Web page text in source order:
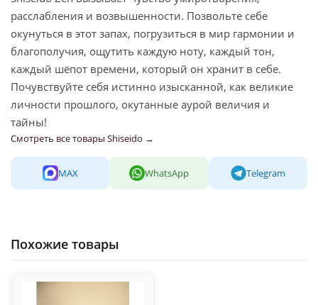
расслабления и возвышенности. Позвольте себе
окунуться в этот запах, погрузиться в мир гармонии и
благополучия, ощутить каждую ноту, каждый тон,
каждый шёпот времени, который он хранит в себе.
Почувствуйте себя истинно изысканной, как великие
личности прошлого, окутанные аурой величия и
тайны!
Смотреть все товары Shiseido →
MAX WhatsApp Telegram
Похожие товары